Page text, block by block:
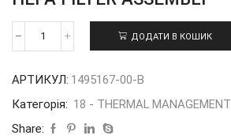
Корпус
(HEPA)
TMY
20-
24
ДОДАТИ В КОШИК
АРТИКУЛ: 1495167-00-B
Категорія: 18 - THERMAL MANAGEMENT
Share: